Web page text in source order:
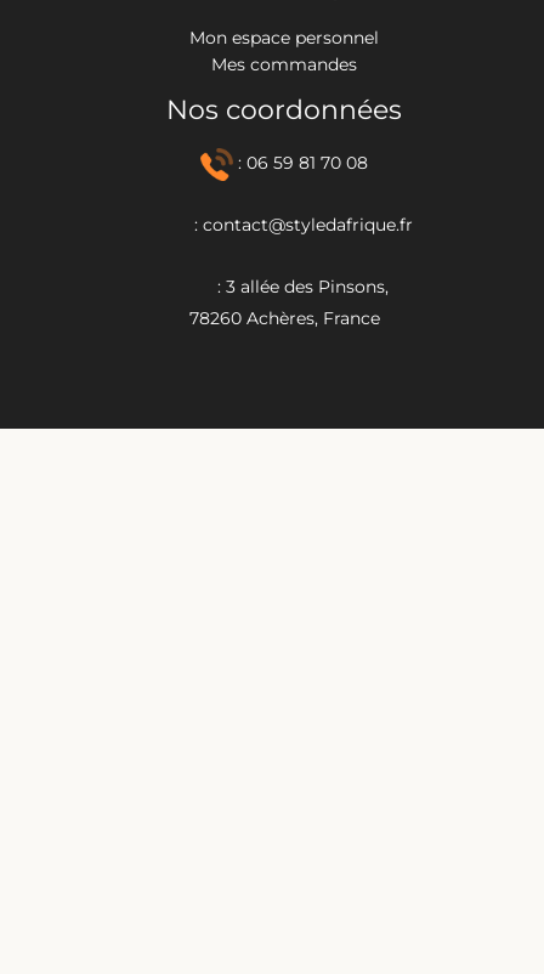
Mon espace personnel
Mes commandes
Nos coordonnées
: 06 59 81 70 08
: contact@styledafrique.fr
: 3 allée des Pinsons,
78260 Achères, France